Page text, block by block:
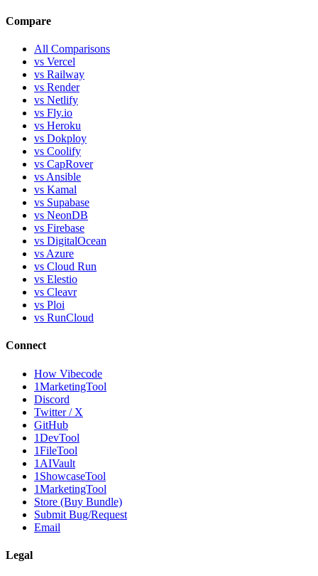
Compare
All Comparisons
vs Vercel
vs Railway
vs Render
vs Netlify
vs Fly.io
vs Heroku
vs Dokploy
vs Coolify
vs CapRover
vs Ansible
vs Kamal
vs Supabase
vs NeonDB
vs Firebase
vs DigitalOcean
vs Azure
vs Cloud Run
vs Elestio
vs Cleavr
vs Ploi
vs RunCloud
Connect
How Vibecode
1MarketingTool
Discord
Twitter / X
GitHub
1DevTool
1FileTool
1AIVault
1ShowcaseTool
1MarketingTool
Store (Buy Bundle)
Submit Bug/Request
Email
Legal